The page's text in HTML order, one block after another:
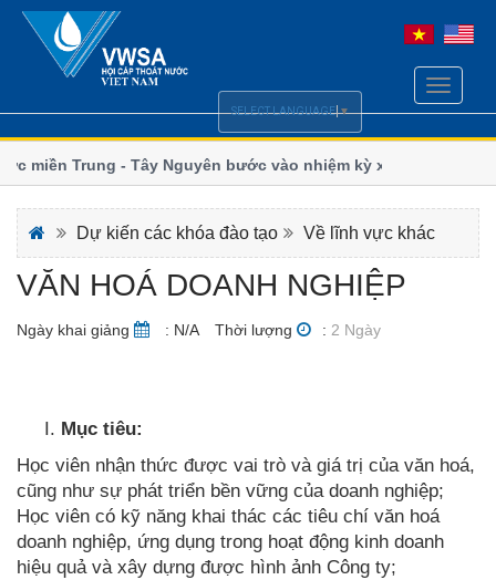
Toggle
Trung - Tây Nguyên bước vào nhiệm kỳ xanh và
đổi khí
thiện chính sách Luật Cấp, Thoát nước
Thoát
Dự kiến các khóa đào tạo Về lĩnh vực khác
VĂN HOÁ DOANH NGHIỆP
Ngày khai giảng : N/A Thời lượng : 2 Ngày
Mục tiêu:
Học viên nhận thức được vai trò và giá trị của văn hoá,
cũng như sự phát triển bền vững của doanh nghiệp;
Học viên có kỹ năng khai thác các tiêu chí văn hoá
doanh nghiệp, ứng dụng trong hoạt động kinh doanh
hiệu quả và xây dựng được hình ảnh Công ty;
SELECT LANGUAGE ▼